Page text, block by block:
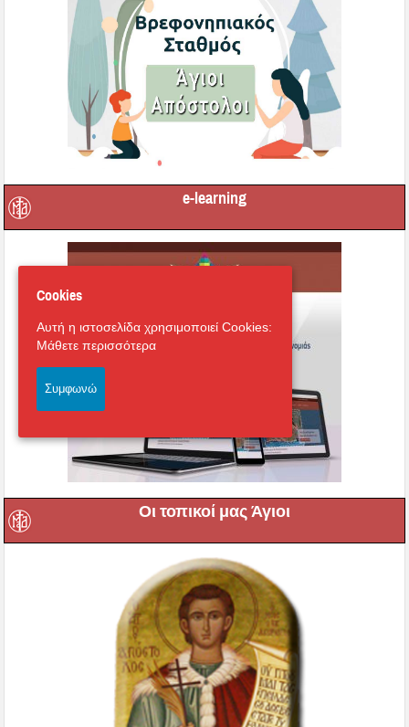
e-learning
Οι τοπικοί μας Άγιοι
Cookies
Αυτή η ιστοσελίδα χρησιμοποιεί Cookies:
Μάθετε περισσότερα
Συμφωνώ